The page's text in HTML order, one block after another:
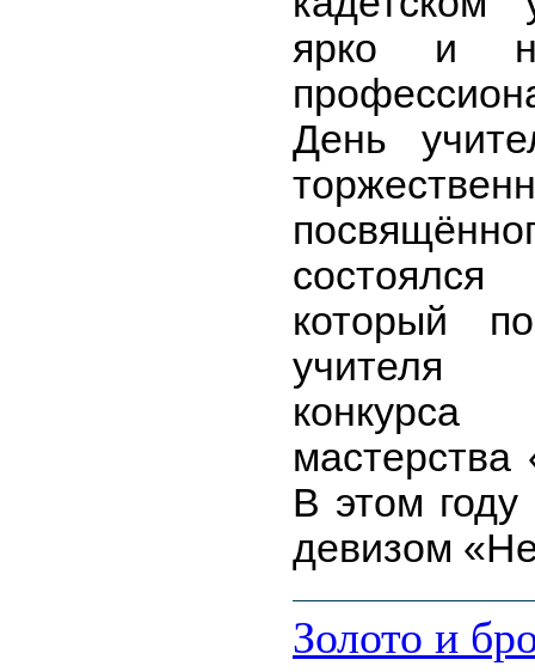
ярко и
День
состоялся
который
учителя
конкурса
мастерства
В этом году
девизом
Золото и